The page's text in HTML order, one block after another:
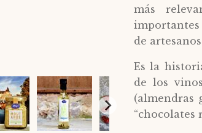
más
de
Es la
de los
(almendras
“chocolates